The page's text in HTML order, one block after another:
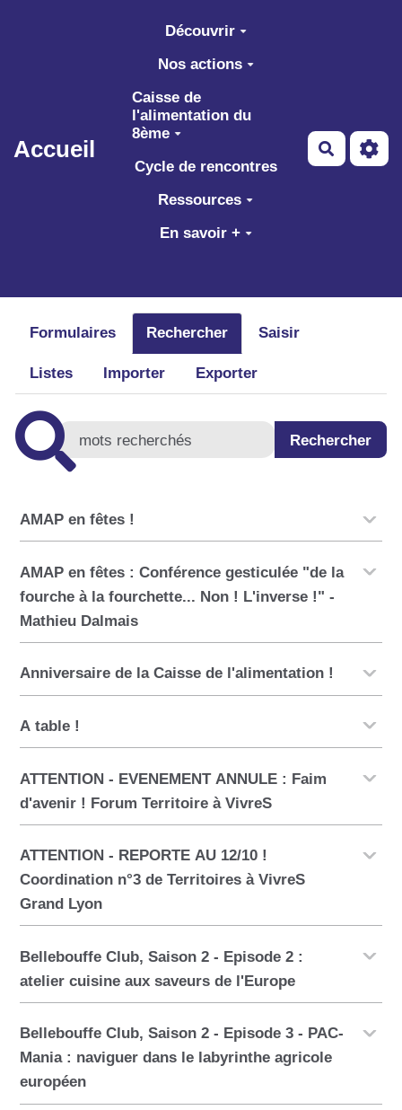
Aller au contenu principal
Accueil
Découvrir
Nos actions
Caisse de
l'alimentation du
8ème
Cycle de rencontres
Ressources
En savoir +
Formulaires Rechercher Saisir
Listes Importer Exporter
AMAP en fêtes !
AMAP en fêtes : Conférence gesticulée "de la
fourche à la fourchette... Non ! L'inverse !" -
Mathieu Dalmais
Anniversaire de la Caisse de l'alimentation !
A table !
ATTENTION - EVENEMENT ANNULE : Faim
d'avenir ! Forum Territoire à VivreS
ATTENTION - REPORTE AU 12/10 !
Coordination n°3 de Territoires à VivreS
Grand Lyon
Bellebouffe Club, Saison 2 - Episode 2 :
atelier cuisine aux saveurs de l'Europe
Bellebouffe Club, Saison 2 - Episode 3 - PAC-
Mania : naviguer dans le labyrinthe agricole
européen